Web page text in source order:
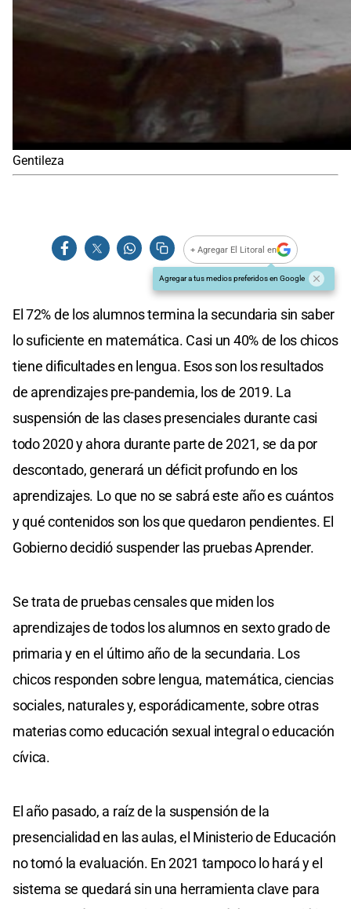
Gentileza
+ Agregar El Litoral en
Agregar a tus medios preferidos en Google
El 72% de los alumnos termina la secundaria sin saber
lo suficiente en matemática. Casi un 40% de los chicos
tiene dificultades en lengua. Esos son los resultados
de aprendizajes pre-pandemia, los de 2019. La
suspensión de las clases presenciales durante casi
todo 2020 y ahora durante parte de 2021, se da por
descontado, generará un déficit profundo en los
aprendizajes. Lo que no se sabrá este año es cuántos
y qué contenidos son los que quedaron pendientes. El
Gobierno decidió suspender las pruebas Aprender.
Se trata de pruebas censales que miden los
aprendizajes de todos los alumnos en sexto grado de
primaria y en el último año de la secundaria. Los
chicos responden sobre lengua, matemática, ciencias
sociales, naturales y, esporádicamente, sobre otras
materias como educación sexual integral o educación
cívica.
El año pasado, a raíz de la suspensión de la
presencialidad en las aulas, el Ministerio de Educación
no tomó la evaluación. En 2021 tampoco lo hará y el
sistema se quedará sin una herramienta clave para